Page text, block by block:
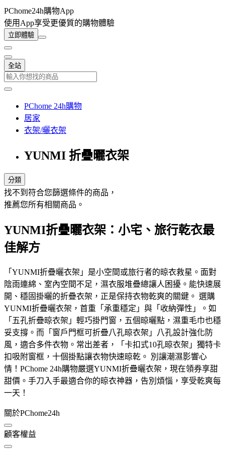
PChome24h購物App
使用App享受更優質的購物體驗
立即體驗
全站
PChome 24h購物
居家
衣架/曬衣架
YUNMI 折疊曬衣架
分類
找不到符合您篩選條件的商品，
推薦您所有相關商品。
YUNMI折疊曬衣架：小宅、旅行乾衣最
佳解方
「YUNMI折疊曬衣架」是小空間或旅行者的晾衣救星。面對
陰雨連綿、室內空間不足，濕衣服堆疊總讓人困擾。能快速展
開、穩固掛曬的折疊衣架，正是保持衣物乾爽的關鍵。 選購
YUNMI折疊曬衣架，首重「承重穩定」與「收納彈性」。如
「五孔折疊晾衣架」輕巧掛門窗，五個晾曬點，濕重毛巾也穩
妥支撐。而「窗戶門框可折疊八孔晾衣架」八孔設計強化防
風，適合多件衣物。常出差者，「卡扣式10孔晾衣架」獨特卡
扣吸附窗框，十個掛點讓衣物快速晾乾。 別讓潮濕影響心
情！PChome 24h購物嚴選YUNMI折疊曬衣架，現在領券享甜
甜價。手刀入手最適合你的晾衣神器，告別煩惱，享受乾爽每
一天！
關於PChome24h
顧客權益